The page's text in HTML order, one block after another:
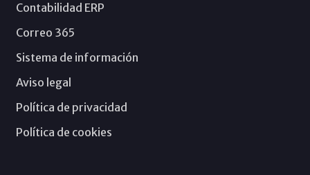
Contabilidad ERP
Correo 365
Sistema de información
Aviso legal
Política de privacidad
Política de cookies